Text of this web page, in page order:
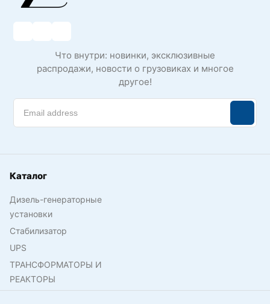
Что внутри: новинки, эксклюзивные
распродажи, новости о грузовиках и многое
другое!
Каталог
Дизель-генераторные
установки
Стабилизатор
UPS
ТРАНСФОРМАТОРЫ И
РЕАКТОРЫ